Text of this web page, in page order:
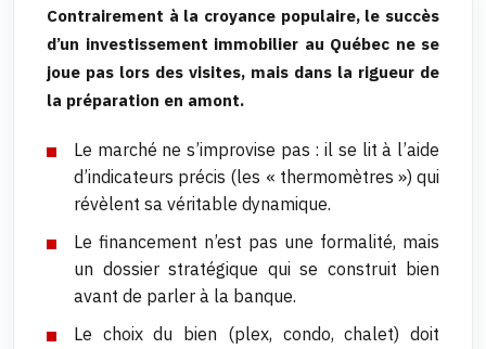
Contrairement à la croyance populaire, le succès
d’un investissement immobilier au Québec ne se
joue pas lors des visites, mais dans la rigueur de
la préparation en amont.
Le marché ne s’improvise pas : il se lit à l’aide
d’indicateurs précis (les « thermomètres ») qui
révèlent sa véritable dynamique.
Le financement n’est pas une formalité, mais
un dossier stratégique qui se construit bien
avant de parler à la banque.
Le choix du bien (plex, condo, chalet) doit